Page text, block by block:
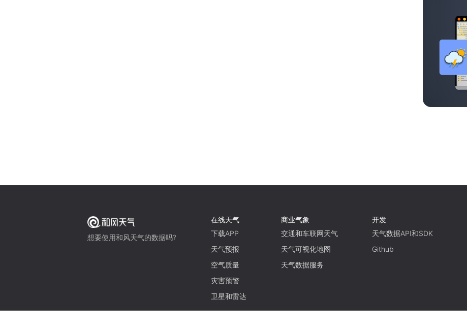
想要使用和风天气的数据吗?
在线天气
下载APP
天气预报
空气质量
灾害预警
卫星和雷达
商业气象
交通和车联网天气
天气可视化地图
天气数据服务
开发
天气数据API和SDK
Github